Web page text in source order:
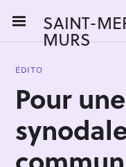
i
SAINT-
MURS
ÉDITO
Pour